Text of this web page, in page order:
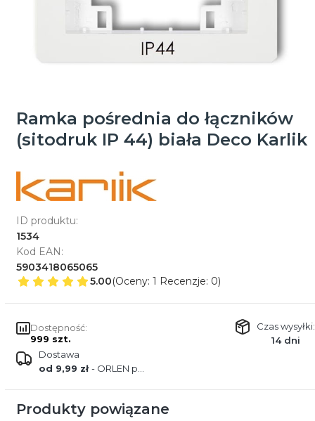
Ramka pośrednia do łączników
(sitodruk IP 44) biała Deco Karlik
ID produktu:
1534
Kod EAN:
5903418065065
5.00(Oceny: 1 Recenzje: 0)
Dostępność:
999 szt.
Czas wysyłki:
14 dni
Dostawa
od 9,99 zł- ORLEN paczka
Produkty powiązane